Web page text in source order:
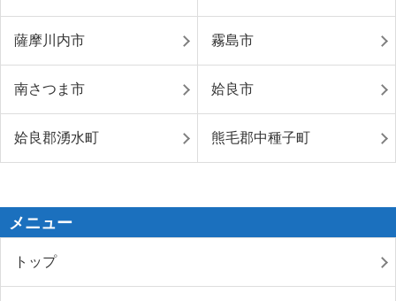
薩摩川内市 霧島市
南さつま市 姶良市
姶良郡湧水町 熊毛郡中種子町
メニュー
トップ